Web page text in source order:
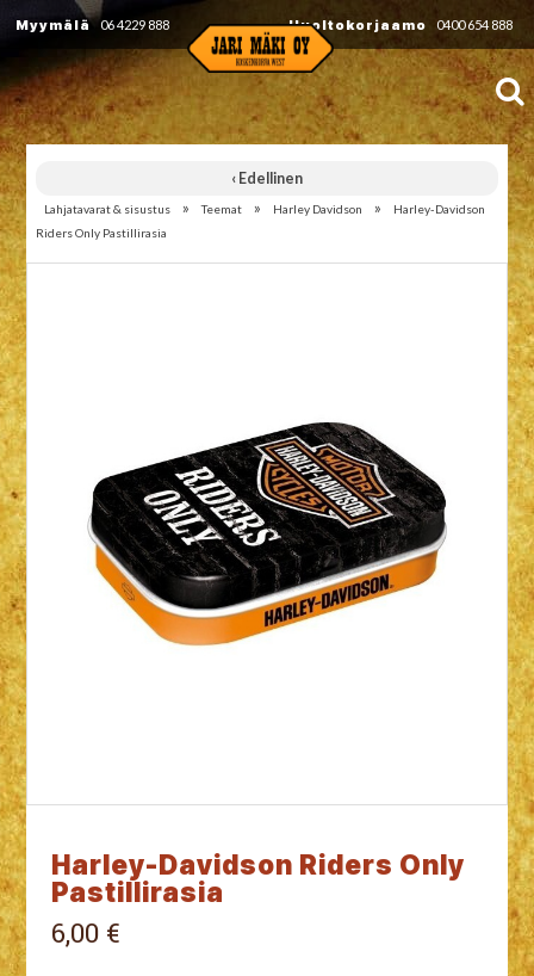
Myymälä 06 4229 888 Huoltokorjaamo 0400 654 888
‹ Edellinen
Lahjatavarat & sisustus » Teemat » Harley Davidson »
Harley-Davidson
Riders Only Pastillirasia
Harley-Davidson Riders Only
Pastillirasia
6,00 €